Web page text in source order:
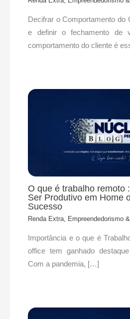
Decifrar o Comportamento do
e definir o fechamento de
comportamento do cliente é
O que é trabalho remoto
Ser Produtivo em Home
Sucesso
Renda Extra, Empreendedorismo
Importância e o que é
office tem ganhado
Com a pandemia, […]